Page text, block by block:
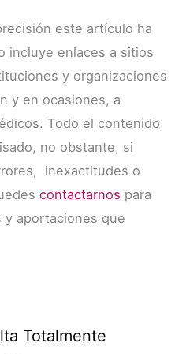
este artículo ha
incluye enlaces a sitios
y organizaciones
y en ocasiones, a
Todo el contenido
no obstante, si
inexactitudes o
contactarnos para
y aportaciones que
Totalmente